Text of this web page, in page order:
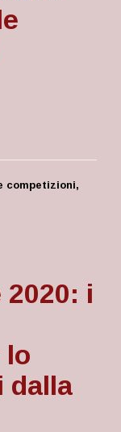
competizioni,
2020: i
lo
dalla